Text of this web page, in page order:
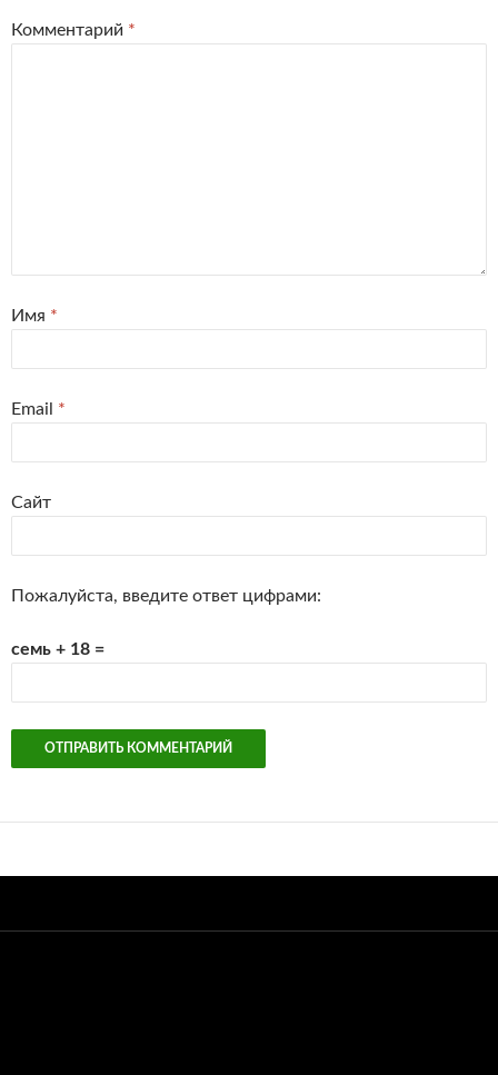
Комментарий *
Имя *
Email *
Сайт
Пожалуйста, введите ответ цифрами:
семь + 18 =